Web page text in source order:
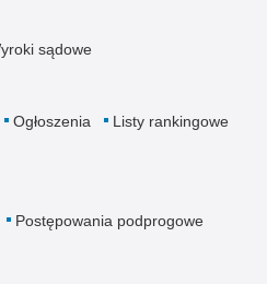
sądowe
Ogłoszenia
Listy rankingowe
Postępowania podprogowe